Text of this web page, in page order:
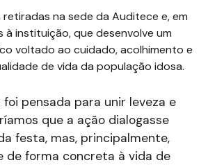
na sede da Auditece e, em
à instituição, que desenvolve um
voltado ao cuidado, acolhimento e
de vida da população idosa.
foi pensada para unir leveza e
que a ação dialogasse
festa, mas, principalmente,
de forma concreta à vida de